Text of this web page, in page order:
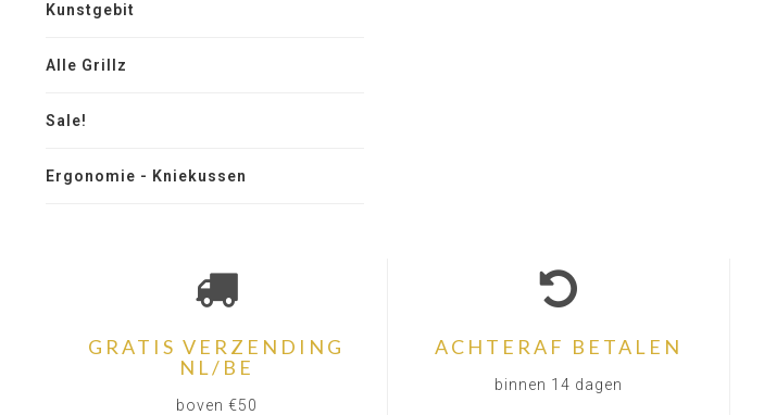
Kunstgebit
Alle Grillz
Sale!
Ergonomie - Kniekussen
GRATIS VERZENDING
NL/BE
boven €50
ACHTERAF BETALEN
binnen 14 dagen